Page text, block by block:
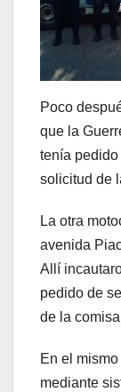
Poco
que la
tenía pedido
solicitud de
La otra
avenida
Allí
pedido de
de la
En el
mediante